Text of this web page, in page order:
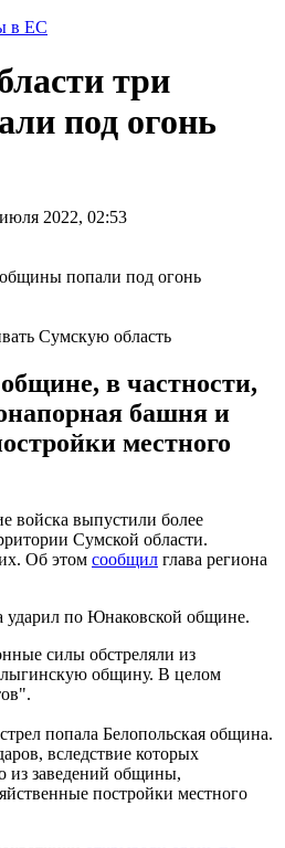
в ЕС
три
под огонь
2022, 02:53
Сумскую область
в частности,
башня и
местного
войска выпустили более
Сумской области.
Об этом сообщил глава региона
ударил по Юнаковской общине.
силы обстреляли из
общину. В целом
попала Белопольская община.
вследствие которых
из заведений общины,
постройки местного